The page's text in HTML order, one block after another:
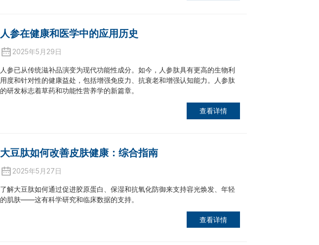
人参在健康和医学中的应用历史
2025年5月29日
人参已从传统滋补品演变为现代功能性成分。如今，人参肽具有更高的生物利
用度和针对性的健康益处，包括增强免疫力、抗衰老和增强认知能力。人参肽
的研发标志着草药和功能性营养学的新篇章。
查看详情
大豆肽如何改善皮肤健康：综合指南
2025年5月27日
了解大豆肽如何通过促进胶原蛋白、保湿和抗氧化防御来支持容光焕发、年轻
的肌肤——这有科学研究和临床数据的支持。
查看详情